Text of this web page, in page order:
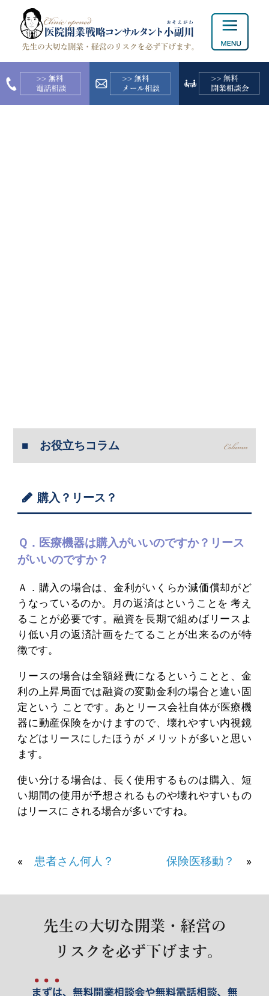
お役立ちコラム
購入？リース？
Ｑ．医療機器は購入がいいのですか？リース
がいいのですか？
Ａ．購入の場合は、金利がいくらか減価償却がど
うなっているのか。月の返済はということを 考え
ることが必要です。融資を長期で組めばリースよ
り低い月の返済計画をたてることが出来るのが特
徴です。
リースの場合は全額経費になるということと、金
利の上昇局面では融資の変動金利の場合と違い固
定という ことです。あとリース会社自体が医療機
器に動産保険をかけますので、壊れやすい内視鏡
などはリースにしたほうが メリットが多いと思い
ます。
使い分ける場合は、長く使用するものは購入、短
い期間の使用が予想されるものや壊れやすいもの
はリースに される場合が多いですね。
« 患者さん何人？ 保険医移動？ »